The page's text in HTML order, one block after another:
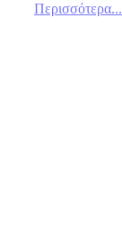
Περισσότερα...